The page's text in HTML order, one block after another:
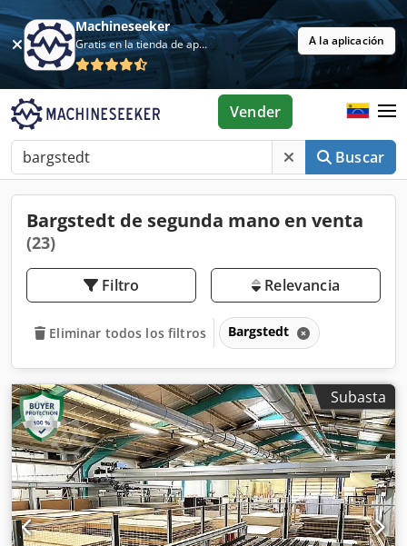
Machineseeker
Gratis en la tienda de aplicaciones A la aplicación
Buscar
Vender
Bargstedt de segunda mano en venta
(23)
Filtro Relevancia
Eliminar todos los filtros Bargstedt
Subasta